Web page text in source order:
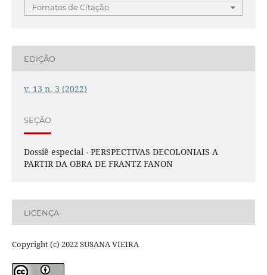
Fomatos de Citação
EDIÇÃO
v. 13 n. 3 (2022)
SEÇÃO
Dossiê especial - PERSPECTIVAS DECOLONIAIS A
PARTIR DA OBRA DE FRANTZ FANON
LICENÇA
Copyright (c) 2022 SUSANA VIEIRA